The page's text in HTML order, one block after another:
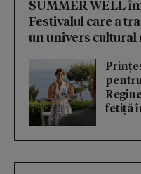
SUMMER WELL
Festivalul care a
un univers cultural
fetiță